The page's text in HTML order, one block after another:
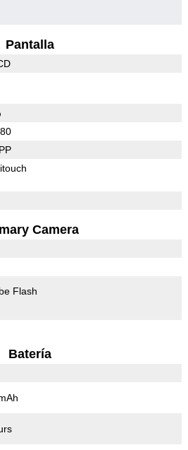
Pantalla
Camera
Flash
Batería